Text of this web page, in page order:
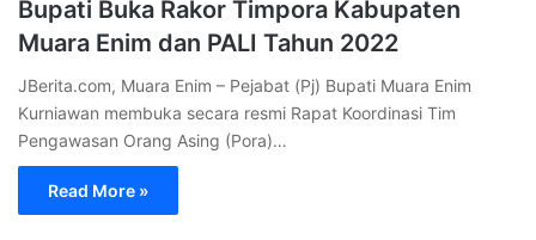
Bupati Buka Rakor Timpora Kabupaten
Muara Enim dan PALI Tahun 2022
JBerita.com, Muara Enim – Pejabat (Pj) Bupati Muara Enim
Kurniawan membuka secara resmi Rapat Koordinasi Tim
Pengawasan Orang Asing (Pora)…
Read More »